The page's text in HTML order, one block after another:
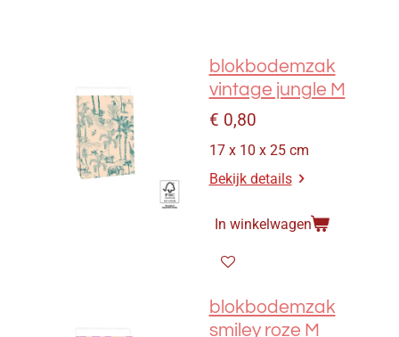
blokbodemzak
vintage jungle M
€ 0,80
17 x 10 x 25 cm
Bekijk details
In winkelwagen
blokbodemzak
smiley roze M